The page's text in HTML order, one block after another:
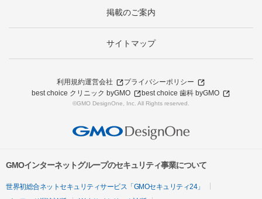
掲載のご案内
サイトマップ
利用規約運営会社
プライバシーポリシー
best choice クリニック byGMO
best choice 歯科 byGMO
©GMO DesignOne, Inc. All Rights reserved.
GMOインターネットグループのセキュリティ事業について
世界初総合ネットセキュリティサービス「GMOセキュリティ24」